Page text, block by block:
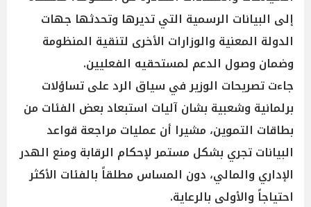
إلى البيانات الرسمية التي تديرها وتحدثها جهات
الدولة المعنية والوزارات الأخرى لتنقية المنظومة
وضمان وصول الدعم لمستحقيه الفعليين.
جاءت تصريحات الوزير في سياق الرد على تساؤلات
برلمانية وشعبية بشان آليات استبعاد بعض الفئات من
بطاقات التموين، مشيرا أن عمليات مراجعة قواعد
البيانات تجري بشكل مستمر لإحكام الرقابة ومنع الهدر
الإداري والمالي، دون المساس مطلقاً بالفئات الأكثر
احتياجاً والأولى بالرعاية.